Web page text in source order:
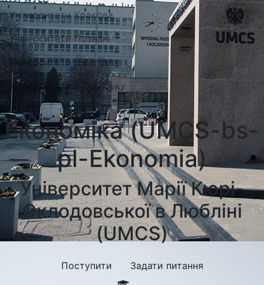
Університети Кракова
Університети Познані
Університети в Катовіцах
Університети в Гданську
Економіка (UMCS-bs-
pl-Ekonomia)
Університет Марії Кюрі-
Склодовської в Любліні
(UMCS)
Поступити Задати питання